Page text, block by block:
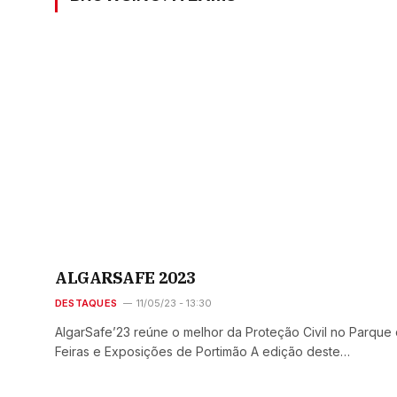
ALGARSAFE 2023
DESTAQUES 11/05/23 - 13:30
AlgarSafe’23 reúne o melhor da Proteção Civil no Parque
Feiras e Exposições de Portimão A edição deste…